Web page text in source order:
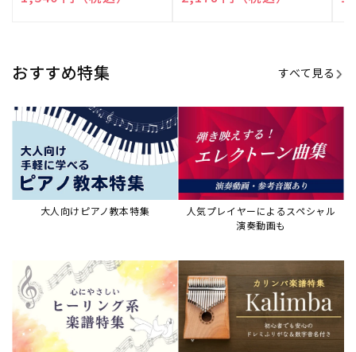
おすすめ特集 すべて見る
大人向けピアノ教本特集
人気プレイヤーによるスペシャル
演奏動画も